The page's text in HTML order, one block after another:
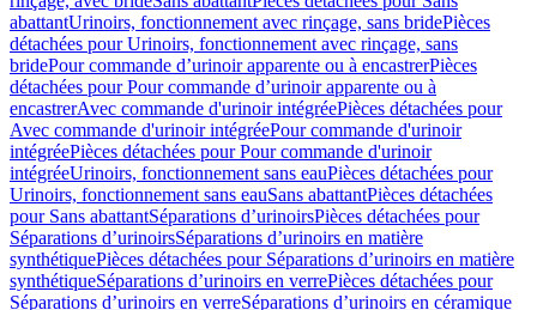
abattantUrinoirs, fonctionnement avec rinçage, sans bridePièces
détachées pour Urinoirs, fonctionnement avec rinçage, sans
bridePour commande d’urinoir apparente ou à encastrerPièces
détachées pour Pour commande d’urinoir apparente ou à
encastrerAvec commande d'urinoir intégréePièces détachées pour
Avec commande d'urinoir intégréePour commande d'urinoir
intégréePièces détachées pour Pour commande d'urinoir
intégréeUrinoirs, fonctionnement sans eauPièces détachées pour
Urinoirs, fonctionnement sans eauSans abattantPièces détachées
pour Sans abattantSéparations d’urinoirsPièces détachées pour
Séparations d’urinoirsSéparations d’urinoirs en matière
synthétiquePièces détachées pour Séparations d’urinoirs en matière
synthétiqueSéparations d’urinoirs en verrePièces détachées pour
Séparations d’urinoirs en verreSéparations d’urinoirs en céramique